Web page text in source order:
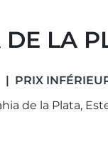
LA
PRIX
de la Plata,